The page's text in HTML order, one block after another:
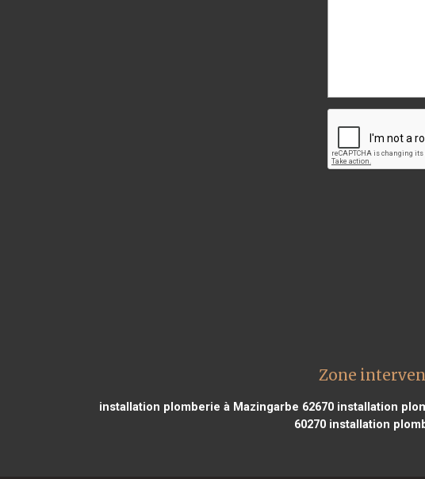
Zone
installation plomberie à Mazingarbe 62670 installation
60270 installation